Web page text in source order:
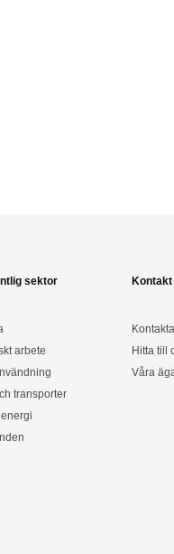
sektor
arbete
transporter
Hitta till
Våra